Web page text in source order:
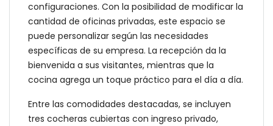
configuraciones. Con la posibilidad de modificar la
cantidad de oficinas privadas, este espacio se
puede personalizar según las necesidades
específicas de su empresa. La recepción da la
bienvenida a sus visitantes, mientras que la
cocina agrega un toque práctico para el día a día.
Entre las comodidades destacadas, se incluyen
tres cocheras cubiertas con ingreso privado,